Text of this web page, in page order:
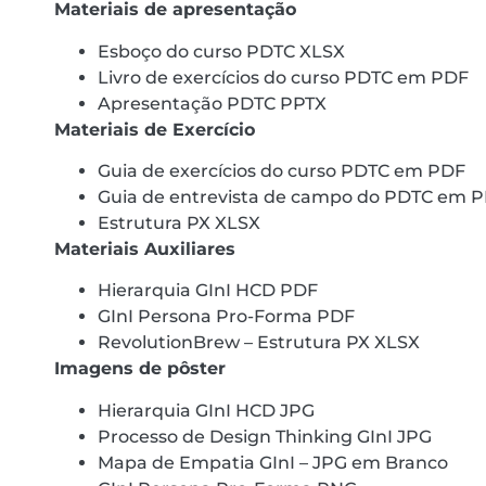
Materiais de apresentação
Esboço do curso PDTC XLSX
Livro de exercícios do curso PDTC em PDF
Apresentação PDTC PPTX
Materiais de Exercício
Guia de exercícios do curso PDTC em PDF
Guia de entrevista de campo do PDTC em
Estrutura PX XLSX
Materiais Auxiliares
Hierarquia GInI HCD PDF
GInI Persona Pro-Forma PDF
RevolutionBrew – Estrutura PX XLSX
Imagens de pôster
Hierarquia GInI HCD JPG
Processo de Design Thinking GInI JPG
Mapa de Empatia GInI – JPG em Branco